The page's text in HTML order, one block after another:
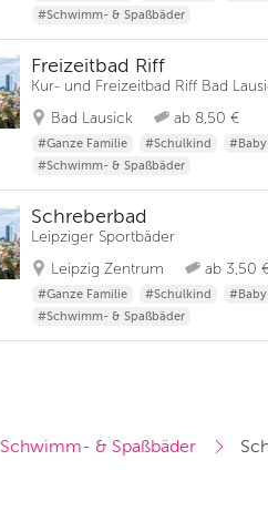
#Schwimm- & Spaßbäder
Freizeitbad Riff
Kur- und Freizeitbad Riff Bad
Bad Lausick
ab 8,50 €
#Ganze Familie #Schulkind
#Schwimm- & Spaßbäder
Schreberbad
Leipziger Sportbäder
Leipzig Zentrum
ab 3,50
#Ganze Familie #Schulkind
#Schwimm- & Spaßbäder
Schwimm- & Spaßbäder